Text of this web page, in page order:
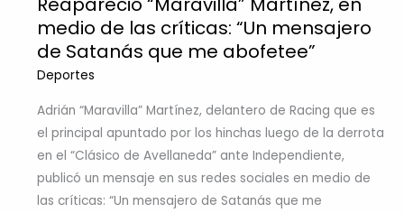
medio de las críticas: “Un mensajero
de Satanás que me abofetee”
Deportes
Adrián “Maravilla” Martínez, delantero de Racing que es
el principal apuntado por los hinchas luego de la derrota
en el “Clásico de Avellaneda” ante Independiente,
publicó un mensaje en sus redes sociales en medio de
las críticas: “Un mensajero de Satanás que me